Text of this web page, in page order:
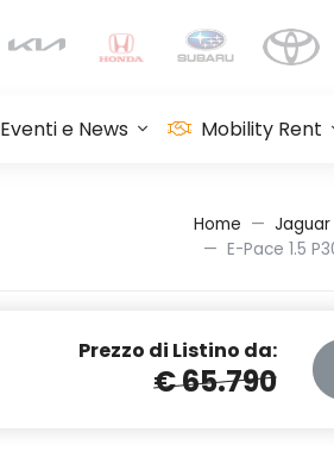
Eventi e News Mobility Rent
Home Jaguar
E-Pace 1.5
Prezzo di Listino da:
€ 65.790